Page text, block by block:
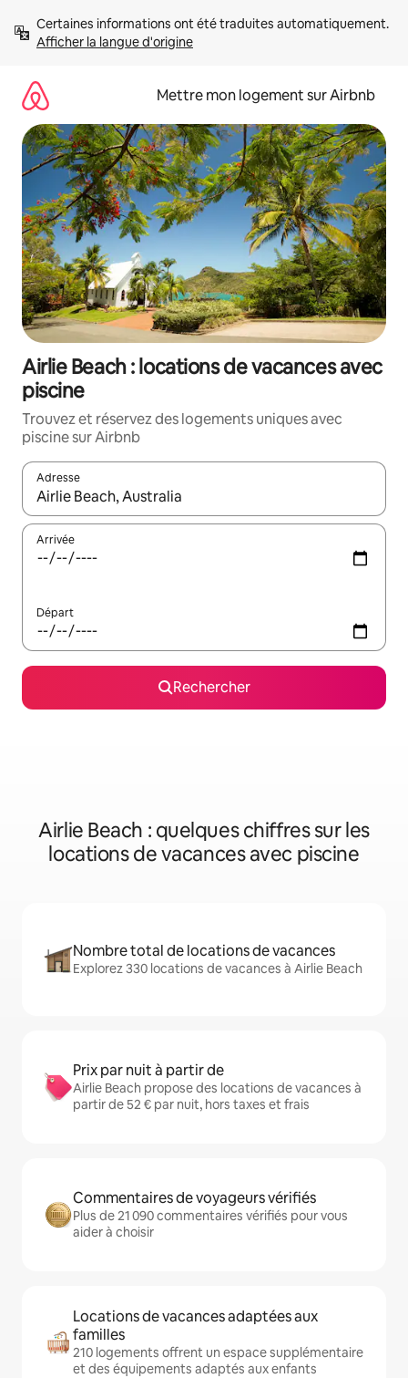
directement
Afficher la langue d'origine
Mettre mon logement sur Airbnb
Airlie Beach : locations de vacances avec
piscine
Trouvez et réservez des logements uniques avec
piscine sur Airbnb
Adresse
Lorsque les résultats s'affichent, utilisez les flèches vers le
Arrivée
Départ
Rechercher
Airlie Beach : quelques chiffres sur les
locations de vacances avec piscine
Nombre total de locations de vacances
Explorez 330 locations de vacances à Airlie Beach
Prix par nuit à partir de
Airlie Beach propose des locations de vacances à
partir de 52 € par nuit, hors taxes et frais
Commentaires de voyageurs vérifiés
Plus de 21 090 commentaires vérifiés pour vous
aider à choisir
Locations de vacances adaptées aux
familles
210 logements offrent un espace supplémentaire
et des équipements adaptés aux enfants